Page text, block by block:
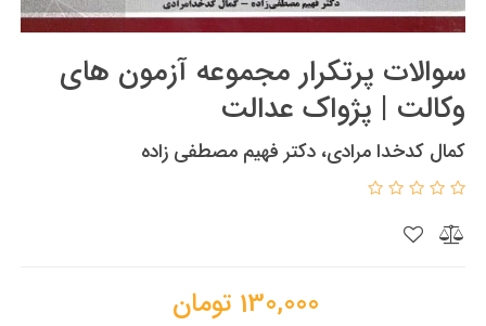
سوالات پرتکرار مجموعه آزمون های
وکالت | پژواک عدالت
کمال کدخدا مرادی، دکتر فهیم مصطفی زاده
130,000 تومان